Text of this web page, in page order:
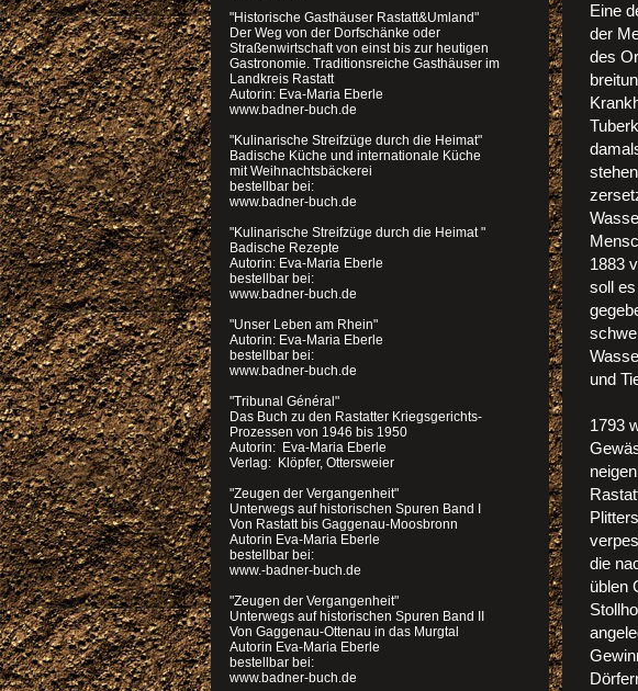
Eine
der
des
1883
soll
und
1793
die
üblen
"Historische Gasthäuser Rastatt&Umland"
Der Weg von der Dorfschänke oder
Straßenwirtschaft von einst bis zur heutigen
Gastronomie. Traditionsreiche Gasthäuser im
Landkreis Rastatt
Autorin: Eva-Maria Eberle
www.badner-buch.de
"Kulinarische Streifzüge durch die Heimat"
Badische Küche und internationale Küche
mit Weihnachtsbäckerei
bestellbar bei:
www.badner-buch.de
"Kulinarische Streifzüge durch die Heimat "
Badische Rezepte
Autorin: Eva-Maria Eberle
bestellbar bei:
www.badner-buch.de
"Unser Leben am Rhein"
Autorin: Eva-Maria Eberle
bestellbar bei:
www.badner-buch.de
"Tribunal Général"
Das Buch zu den Rastatter Kriegsgerichts-
Prozessen von 1946 bis 1950
Autorin: Eva-Maria Eberle
Verlag: Klöpfer, Ottersweier
"Zeugen der Vergangenheit"
Unterwegs auf historischen Spuren Band I
Von Rastatt bis Gaggenau-Moosbronn
Autorin Eva-Maria Eberle
bestellbar bei:
www.-badner-buch.de
"Zeugen der Vergangenheit"
Unterwegs auf historischen Spuren Band II
Von Gaggenau-Ottenau in das Murgtal
Autorin Eva-Maria Eberle
bestellbar bei:
www.badner-buch.de